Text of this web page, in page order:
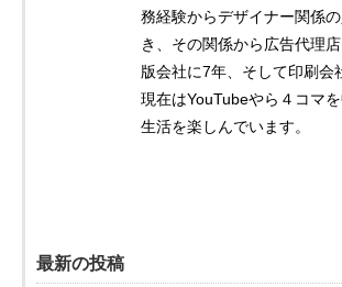
務経験からデザイナー関係
き、その関係から広告代理
版会社に7年、そして印刷会
現在はYouTubeやら４コマ
生活を楽しんでいます。
最新の投稿